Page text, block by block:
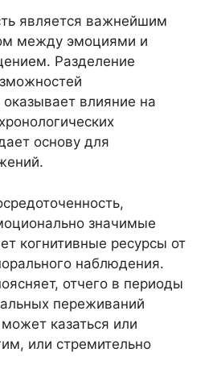
является важнейшим
между эмоциями и
Разделение
влияние на
основу для
значимые
когнитивные ресурсы от
наблюдения.
отчего в периоды
переживаний
казаться или
или стремительно